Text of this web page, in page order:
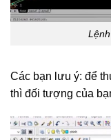
Các bạn lưu ý: để
thì đối tượng của